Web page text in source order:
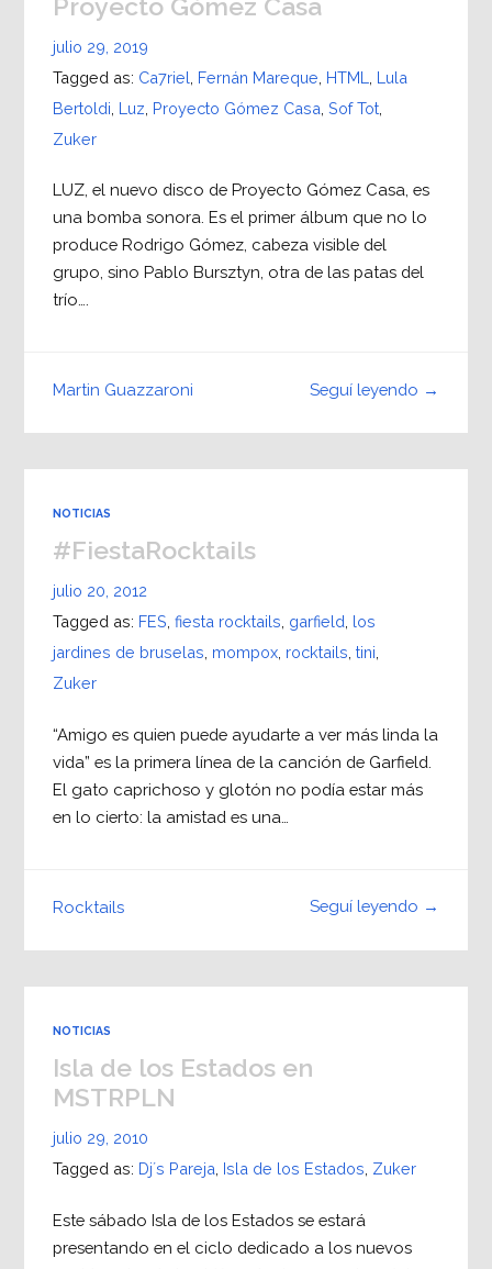
julio 29, 2019
Tagged as: Ca7riel Fernán Mareque HTML
Lula
Bertoldi Luz Proyecto Gómez Casa Sof Tot,
Zuker
LUZ, el nuevo disco de Proyecto Gómez Casa, es
una bomba sonora. Es el primer álbum que no lo
produce Rodrigo Gómez, cabeza visible del
grupo, sino Pablo Bursztyn, otra de las patas del
trío….
Seguí leyendo →
Martin Guazzaroni
NOTICIAS
#FiestaRocktails
julio 20, 2012
Tagged as: FES fiesta rocktails garfield los
jardines de bruselas mompox, rocktails tini
Zuker
“Amigo es quien puede ayudarte a ver más linda la
vida” es la primera línea de la canción de Garfield.
El gato caprichoso y glotón no podía estar más
en lo cierto: la amistad es una…
Seguí leyendo →
Rocktails
NOTICIAS
Isla de los Estados en
MSTRPLN
julio 29, 2010
Tagged as: Dj´s Pareja Isla de los Estados Zuker
Este sábado Isla de los Estados se estará
presentando en el ciclo dedicado a los nuevos